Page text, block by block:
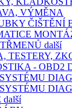
VÝMĚNA
ČIŠTĚNÍ
další
TESTERY,
- OBD2
další